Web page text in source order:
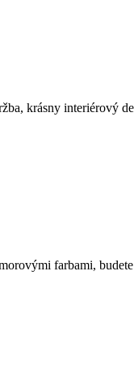
krásny interiérový
farbami,